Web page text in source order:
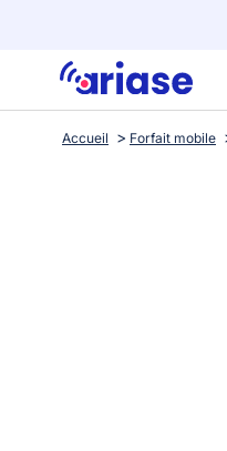
Accueil Forfait mobile